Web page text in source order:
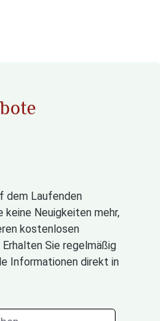
dem Laufenden
keine Neuigkeiten mehr,
kostenlosen
Sie regelmäßig
Informationen direkt in